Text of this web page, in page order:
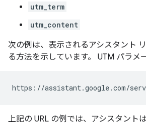
utm_term
utm_content
次の例は、表示されるアシスタント
る方法を示しています。 UTM パラメ
上記の URL の例では、アシスタントは